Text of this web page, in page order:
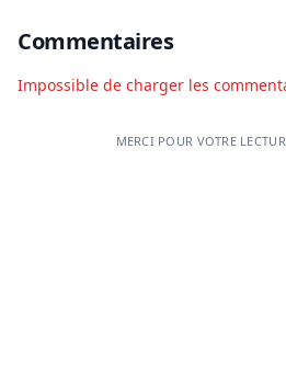
Commentaires
Impossible de charger les
MERCI POUR VOTRE